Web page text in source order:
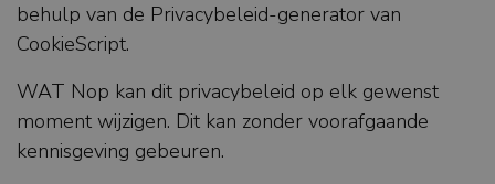
behulp van de Privacybeleid-generator van
CookieScript.
WAT Nop kan dit privacybeleid op elk gewenst
moment wijzigen. Dit kan zonder voorafgaande
kennisgeving gebeuren.